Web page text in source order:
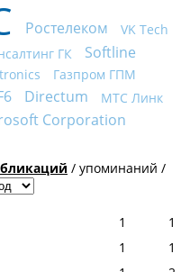
Ростелеком
VK Tech
ГК Softline
Газпром ГПМ
Directum МТС Линк
Corporation
/ упоминаний /
1
1
1
1